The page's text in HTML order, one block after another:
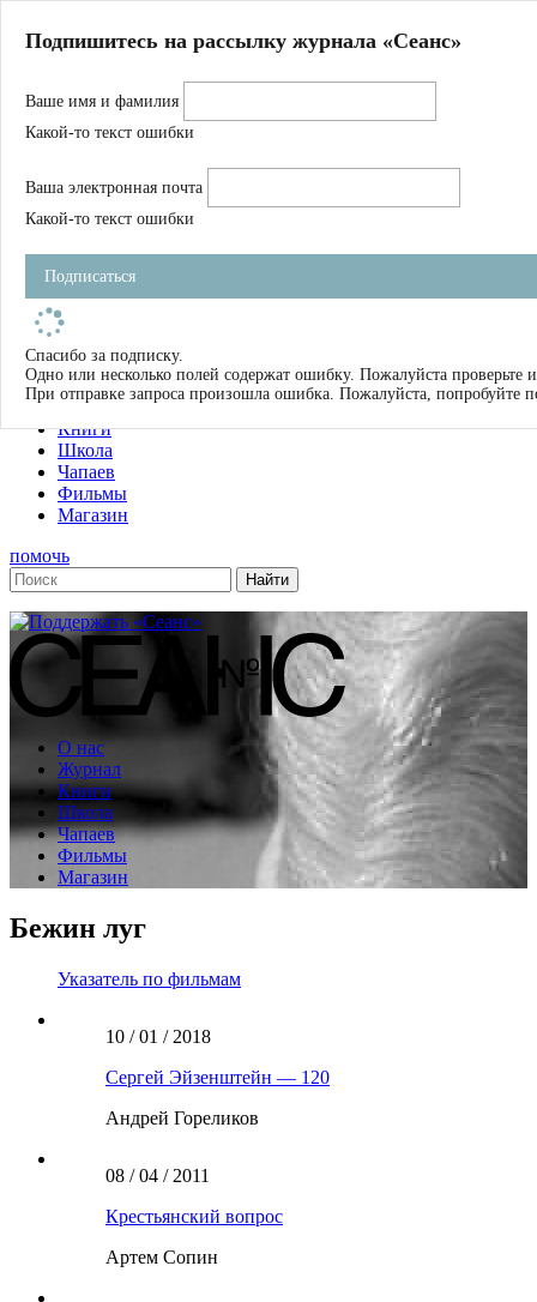
Магазин
Журнал
Школа
Устав
Фильмы
Имена
Тэги
О нас
Журнал
Книги
Школа
Чапаев
Фильмы
Магазин
помочь
О нас
Журнал
Книги
Школа
Чапаев
Фильмы
Магазин
Бежин луг
Указатель по фильмам
10 / 01 / 2018
Сергей Эйзенштейн — 120
Андрей Гореликов
08 / 04 / 2011
Крестьянский вопрос
Артем Сопин
Подпишитесь на рассылку журнала «Сеанс»
Ваше имя и фамилия
Какой-то текст ошибки
Ваша электронная почта
Какой-то текст ошибки
Подписаться
Спасибо за подписку.
Одно или несколько полей содержат ошибку. Пожалуйста проверьте
При отправке запроса произошла ошибка. Пожалуйста, попробуйте